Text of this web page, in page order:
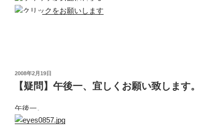
投
日:
2008年2月19日
【疑問】午後一、宜しくお願い致します。
午後一。